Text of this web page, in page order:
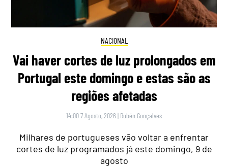
NACIONAL
Vai haver cortes de luz prolongados em
Portugal este domingo e estas são as
regiões afetadas
14:00 7 Agosto, 2026 | Rubén Gonçalves
Milhares de portugueses vão voltar a enfrentar
cortes de luz programados já este domingo, 9 de
agosto